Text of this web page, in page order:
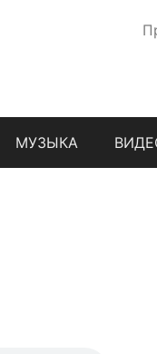
МУЗЫКА